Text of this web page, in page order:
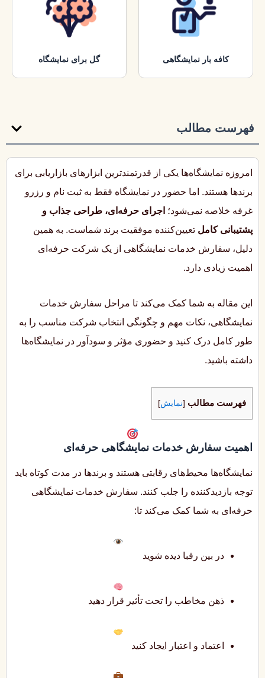
کافه بار نمایشگاهی گل برای نمایشگاه
فهرست مطالب
امروزه نمایشگاه‌ها یکی از قدرتمندترین ابزارهای بازاریابی برای
برندها هستند. اما حضور در نمایشگاه فقط به ثبت نام و رزرو
غرفه خلاصه نمی‌شود؛ اجرای حرفه‌ای، طراحی جذاب و
پشتیبانی کامل تعیین‌کننده موفقیت برند شماست. به همین
دلیل، سفارش خدمات نمایشگاهی از یک شرکت حرفه‌ای
اهمیت زیادی دارد.
این مقاله به شما کمک می‌کند تا مراحل سفارش خدمات
نمایشگاهی، نکات مهم و چگونگی انتخاب شرکت مناسب را به
طور کامل درک کنید و حضوری مؤثر و سودآور در نمایشگاه‌ها
داشته باشید.
فهرست مطالب [نمایش]
اهمیت سفارش خدمات نمایشگاهی حرفه‌ای
نمایشگاه‌ها محیط‌های رقابتی هستند و برندها در مدت کوتاه باید
توجه بازدیدکننده را جلب کنند. سفارش خدمات نمایشگاهی
حرفه‌ای به شما کمک می‌کند تا:
در بین رقبا دیده شوید
ذهن مخاطب را تحت تأثیر قرار دهید
اعتماد و اعتبار ایجاد کنید